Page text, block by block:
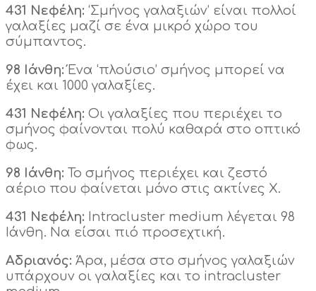
431 Νεφέλη: ‘Σμήνος γαλαξιών’ είναι πολλοί
γαλαξίες μαζί σε ένα μικρό χώρο του
σύμπαντος.
98 Ιάνθη:Ένα ‘πλούσιο’ σμήνος μπορεί να
έχει και 1000 γαλαξίες.
431 Νεφέλη: Οι γαλαξίες που περιέχει το
σμήνος φαίνονται πολύ καθαρά στο οπτικό
φως.
98 Ιάνθη: Το σμήνος περιέχει και ζεστό
αέριο που φαίνεται μόνο στις ακτίνες Χ.
431 Νεφέλη: Intracluster medium λέγεται 98
Ιάνθη. Να είσαι πιό προσεχτική.
Αδριανός: Άρα, μέσα στο σμήνος γαλαξιών
υπάρχουν οι γαλαξίες και το intracluster